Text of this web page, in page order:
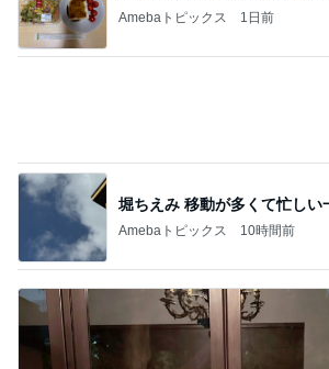
小川菜摘 熟年団の打ち合わせと食事
Amebaトピックス
ガチャガチャで出た謎のチャ
年収500万円で余裕のローン
Amebaトピックス 2日前